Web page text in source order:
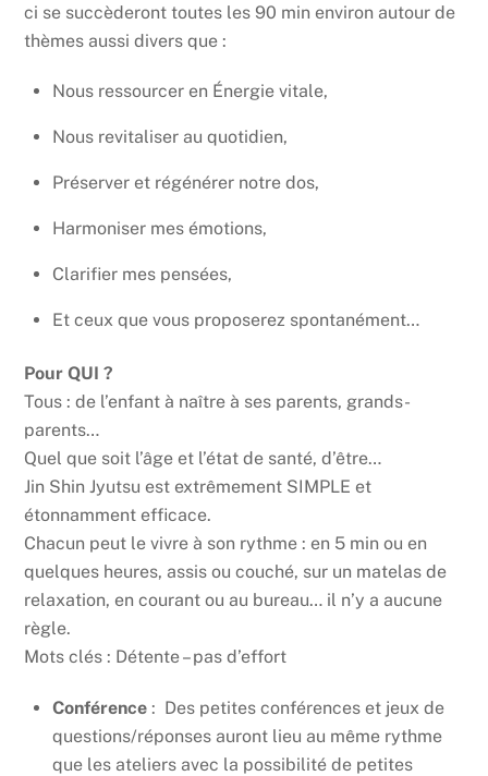
ci se succèderont toutes les 90 min environ autour de
thèmes aussi divers que :
Nous ressourcer en Énergie vitale,
Nous revitaliser au quotidien,
Préserver et régénérer notre dos,
Harmoniser mes émotions,
Clarifier mes pensées,
Et ceux que vous proposerez spontanément…
Pour QUI ?
Tous : de l’enfant à naître à ses parents, grands-
parents…
Quel que soit l’âge et l’état de santé, d’être…
Jin Shin Jyutsu est extrêmement SIMPLE et
étonnamment efficace.
Chacun peut le vivre à son rythme : en 5 min ou en
quelques heures, assis ou couché, sur un matelas de
relaxation, en courant ou au bureau… il n’y a aucune
règle.
Mots clés : Détente – pas d’effort
Conférence : Des petites conférences et jeux de
questions/réponses auront lieu au même rythme
que les ateliers avec la possibilité de petites